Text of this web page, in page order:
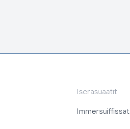
Iserasuaatit
Immersuiffissat